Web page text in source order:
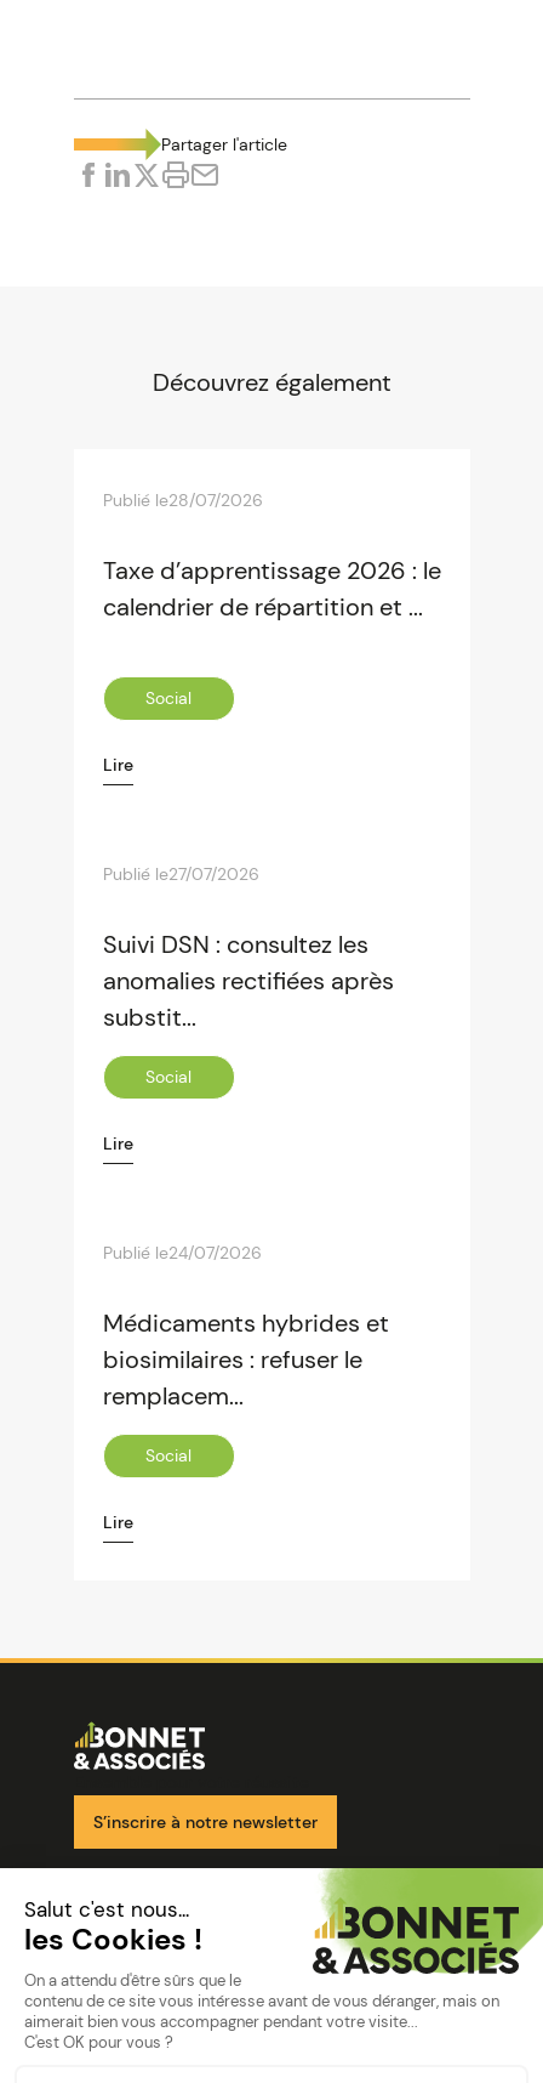
Partager l'article
Découvrez également
Publié le28/07/2026
Taxe d’apprentissage 2026 : le
calendrier de répartition et ...
Social
Lire
Publié le27/07/2026
Suivi DSN : consultez les
anomalies rectifiées après
substit...
Social
Lire
Publié le24/07/2026
Médicaments hybrides et
biosimilaires : refuser le
remplacem...
Social
Lire
Image
S’inscrire à notre newsletter
Nos solutions
Nos cabinets
Mon espace client